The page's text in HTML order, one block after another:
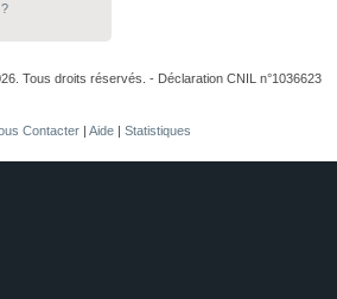
Tous droits réservés. - Déclaration CNIL n°1036623
Contacter | Aide | Statistiques